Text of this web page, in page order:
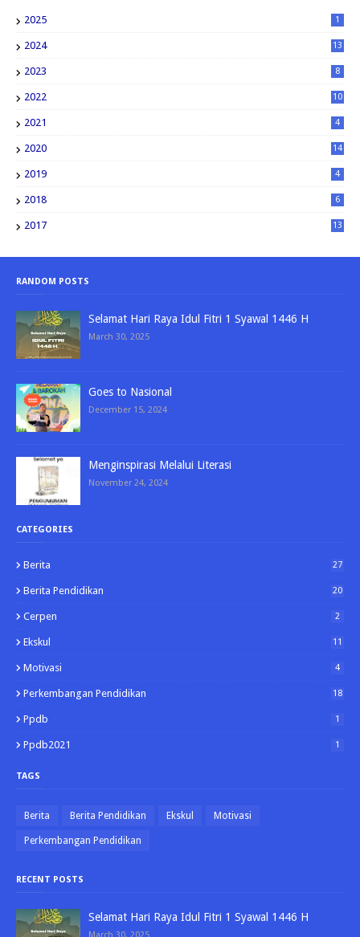
2025 1
2024 13
2023 8
2022 10
2021 4
2020 14
2019 4
2018 6
2017 13
RANDOM POSTS
Selamat Hari Raya Idul Fitri 1 Syawal 1446 H
March 30, 2025
Goes to Nasional
December 15, 2024
Menginspirasi Melalui Literasi
November 24, 2024
CATEGORIES
Berita 27
Berita Pendidikan 20
Cerpen 2
Ekskul 11
Motivasi 4
Perkembangan Pendidikan 18
Ppdb 1
Ppdb2021 1
TAGS
Berita Berita Pendidikan Ekskul Motivasi
Perkembangan Pendidikan
RECENT POSTS
Selamat Hari Raya Idul Fitri 1 Syawal 1446 H